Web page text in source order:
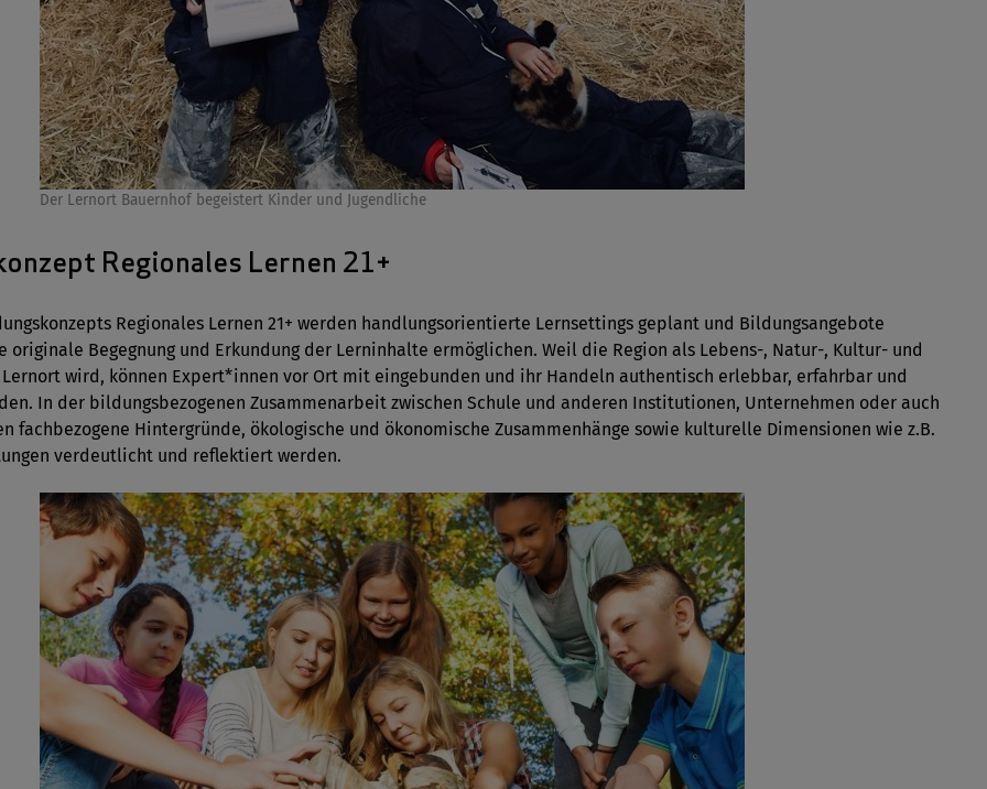
Der Lernort Bauernhof begeistert Kinder und Jugendliche
Regionales Lernen 21+
Regionales Lernen 21+ werden handlungsorientierte Lernsettings geplant und Bildungsangebote
originale Begegnung und Erkundung der Lerninhalte ermöglichen. Weil die Region als Lebens-, Natur-, Kultur- und
wird, können Expert*innen vor Ort mit eingebunden und ihr Handeln authentisch erlebbar, erfahrbar und
In der bildungsbezogenen Zusammenarbeit zwischen Schule und anderen Institutionen, Unternehmen oder auch
fachbezogene Hintergründe, ökologische und ökonomische Zusammenhänge sowie kulturelle Dimensionen wie z.B.
verdeutlicht und reflektiert werden.